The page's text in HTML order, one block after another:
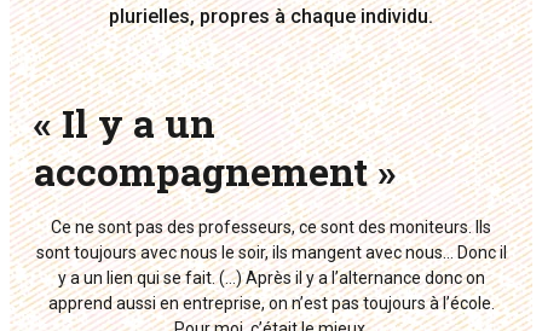
plurielles, propres à chaque individu.
« Il y a un
accompagnement »
Ce ne sont pas des professeurs, ce sont des moniteurs. Ils
sont toujours avec nous le soir, ils mangent avec nous… Donc il
y a un lien qui se fait. (…) Après il y a l’alternance donc on
apprend aussi en entreprise, on n’est pas toujours à l’école.
«